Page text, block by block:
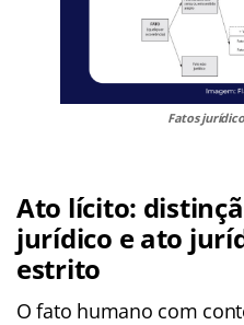
Fatos
Ato lícito:
jurídico e ato
estrito
O fato humano com